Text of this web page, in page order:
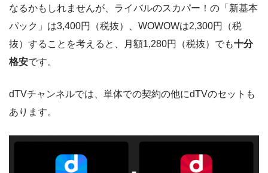
なるかもしれませんが、ライバルのスカパー！の「新基本
パック」は3,400円（税抜）、WOWOWは2,300円（税
抜）することを考えると、月額1,280円（税抜）でも十分
格安です。
dTVチャンネルでは、単体での契約の他にdTVのセットも
あります。